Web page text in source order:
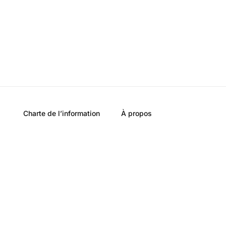
Charte de l’information À propos